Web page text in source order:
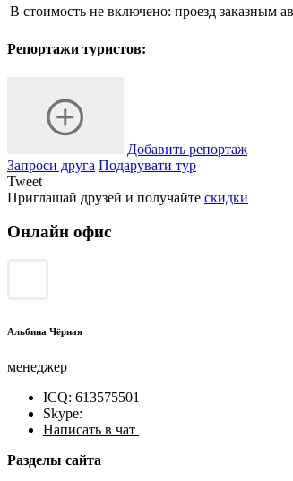
В стоимость не включено: проезд заказным
Репортажи туристов:
Добавить репортаж
Запроси друга Подарувати тур
Tweet
Приглашай друзей и получайте скидки
Онлайн офис
Альбина Чёрная
менеджер
ICQ: 613575501
Skype:
Написать в чат
Разделы сайта